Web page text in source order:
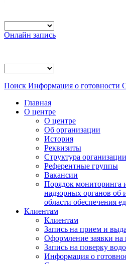
Онлайн запись
Поиск Информация о готовности
Главная
О центре
О центре
Об организации
История
Реквизиты
Структура организации
Референтные группы
Вакансии
Порядок мониторинга
надзорных органов
области обеспечения
Клиентам
Клиентам
Запись на прием и
Оформление заявки
Запись на поверку
Информация о